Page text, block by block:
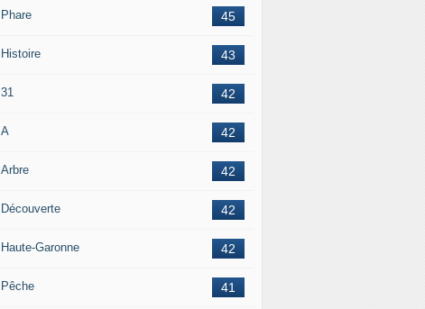
45
Phare
43
Histoire
42
31
42
A
42
Arbre
42
Découverte
42
Haute-Garonne
41
Pêche